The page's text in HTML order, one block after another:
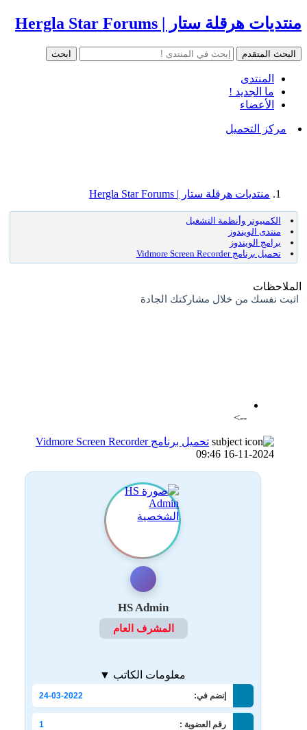
منتديات هرقلة ستار | Hergla Star Forums
المنتدى
ما الجديد !
الأعضاء
مركز التحميل
منتديات هرقلة ستار | Hergla Star Forums
الكمبيوتر وأنظمة التشغيل
منتدى الويندوز
برامج الويندوز
تحميل برنامج Vidmore Screen Recorder
الملاحظات
اثبت نفسك من خلال مشاركتك الجادة
-->
تحميل برنامج Vidmore Screen Recorder
16-11-2024 09:46
HS Admin
المشرف العام
معلومات الكاتب ▼
إنضم في: 24-03-2022
رقم العضوية : 1